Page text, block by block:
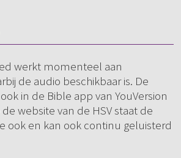
werkt momenteel aan
de audio beschikbaar is. De
in de Bible app van YouVersion
website van de HSV staat de
ook en kan ook continu geluisterd